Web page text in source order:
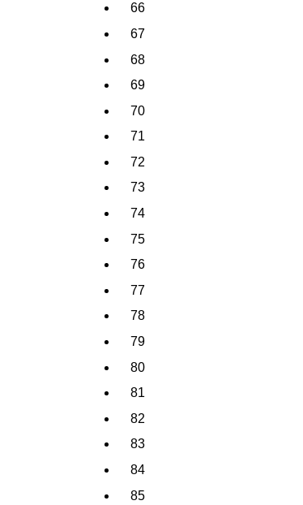
66
67
68
69
70
71
72
73
74
75
76
77
78
79
80
81
82
83
84
85